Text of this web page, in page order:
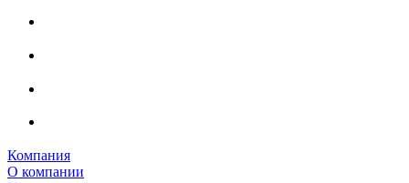
Компания
О компании